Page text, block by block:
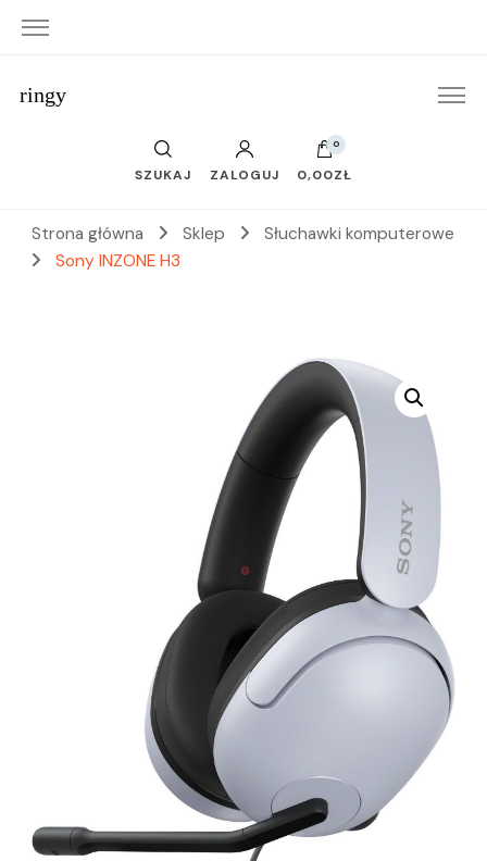
ringy
SZUKAJ ZALOGUJ
0
0,00ZŁ
Strona główna Sklep
Słuchawki komputerowe
Sony INZONE H3